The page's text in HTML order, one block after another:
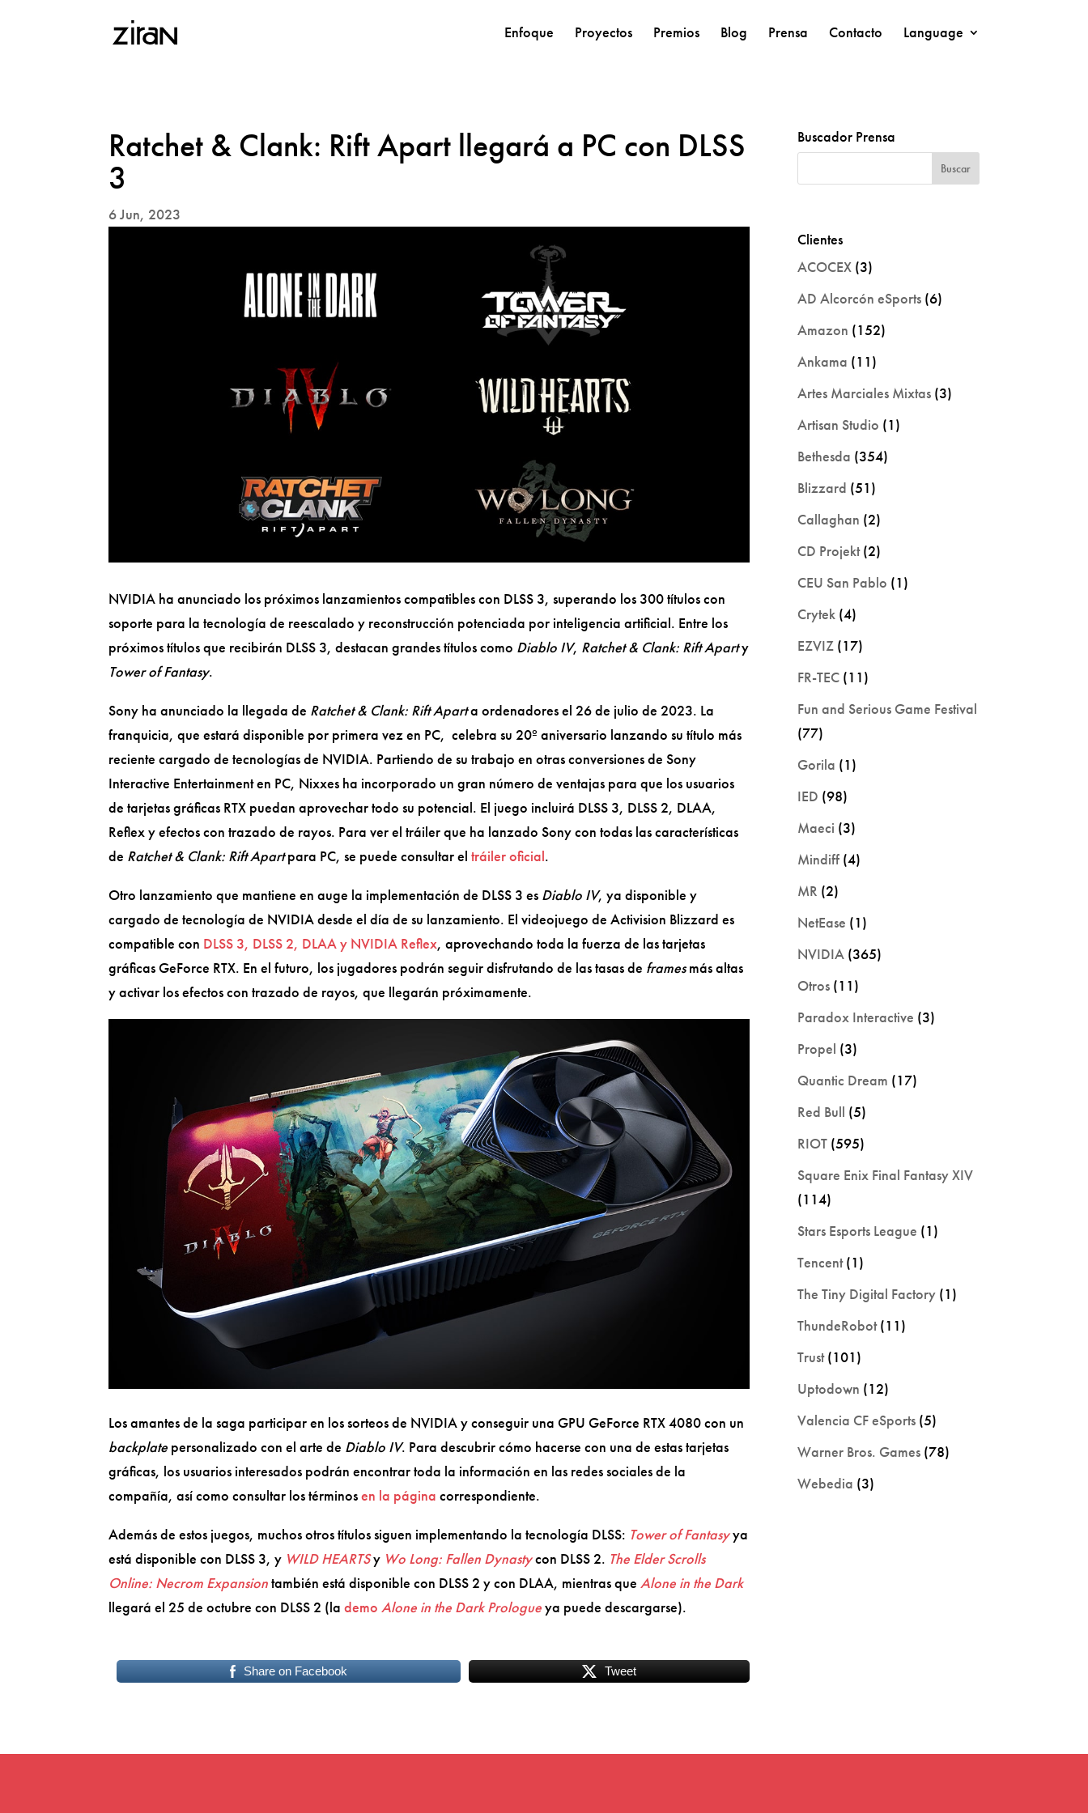
Enfoque Proyectos Premios Blog Prensa Contacto Language
Ratchet & Clank: Rift Apart llegará a PC con DLSS
3
6 Jun, 2023
NVIDIA ha anunciado los próximos lanzamientos compatibles con DLSS 3, superando los 300 títulos con
soporte para la tecnología de reescalado y reconstrucción potenciada por inteligencia artificial. Entre los
próximos títulos que recibirán DLSS 3, destacan grandes títulos como Diablo IV, Ratchet & Clank: Rift Aparty
Tower of Fantasy.
Sony ha anunciado la llegada de Ratchet & Clank: Rift Aparta ordenadores el 26 de julio de 2023. La
franquicia, que estará disponible por primera vez en PC, celebra su 20º aniversario lanzando su título más
reciente cargado de tecnologías de NVIDIA. Partiendo de su trabajo en otras conversiones de Sony
Interactive Entertainment en PC, Nixxes ha incorporado un gran número de ventajas para que los usuarios
de tarjetas gráficas RTX puedan aprovechar todo su potencial. El juego incluirá DLSS 3, DLSS 2, DLAA,
Reflex y efectos con trazado de rayos. Para ver el tráiler que ha lanzado Sony con todas las características
de Ratchet & Clank: Rift Apartpara PC, se puede consultar eltráiler oficial.
Otro lanzamiento que mantiene en auge la implementación de DLSS 3 es Diablo IV, ya disponible y
cargado de tecnología de NVIDIA desde el día de su lanzamiento. El videojuego de Activision Blizzard es
compatible con DLSS 3, DLSS 2, DLAA y NVIDIA Reflex, aprovechando toda la fuerza de las tarjetas
gráficas GeForce RTX. En el futuro, los jugadores podrán seguir disfrutando de las tasas de framesmás altas
y activar los efectos con trazado de rayos, que llegarán próximamente.
Los amantes de la saga participar en los sorteos de NVIDIA y conseguir una GPU GeForce RTX 4080 con un
backplate personalizado con el arte de Diablo IV. Para descubrir cómo hacerse con una de estas tarjetas
gráficas, los usuarios interesados podrán encontrar toda la información en las redes sociales de la
compañía, así como consultar los términosen la página correspondiente.
Además de estos juegos, muchos otros títulos siguen implementando la tecnología DLSS: Tower of Fantasyya
está disponible con DLSS 3, y WILD HEARTSy Wo Long: Fallen Dynastycon DLSS 2. The Elder Scrolls
Online: Necrom Expansiontambién está disponible con DLSS 2 y con DLAA, mientras queAlone in the Dark
llegará el 25 de octubre con DLSS 2 (lademoAlone in the Dark Prologueya puede descargarse).
Share on Facebook Tweet
Buscador Prensa
Clientes
ACOCEX (3)
AD Alcorcón eSports (6)
Amazon (152)
Ankama (11)
Artes Marciales Mixtas (3)
Artisan Studio (1)
Bethesda (354)
Blizzard (51)
Callaghan (2)
CD Projekt(2)
CEU San Pablo (1)
Crytek (4)
EZVIZ (17)
FR-TEC (11)
Fun and Serious Game Festival
(77)
Gorila (1)
IED (98)
Maeci (3)
Mindiff (4)
MR (2)
NetEase (1)
NVIDIA (365)
Otros (11)
Paradox Interactive (3)
Propel (3)
Quantic Dream (17)
Red Bull (5)
RIOT (595)
Square Enix Final Fantasy XIV
(114)
Stars Esports League (1)
Tencent(1)
The Tiny Digital Factory (1)
ThundeRobot(11)
Trust(101)
Uptodown (12)
Valencia CF eSports (5)
Warner Bros. Games (78)
Webedia (3)